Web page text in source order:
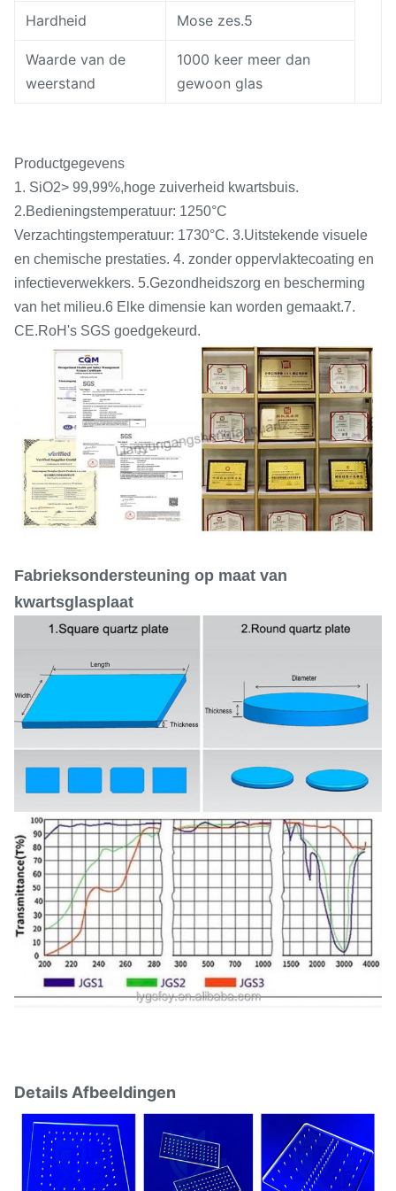
Hardheid Mose zes.5
Waarde van de
weerstand
1000 keer meer dan
gewoon glas
Productgegevens
1. SiO2> 99,99%,hoge zuiverheid kwartsbuis.
2.Bedieningstemperatuur: 1250°C
Verzachtingstemperatuur: 1730°C. 3.Uitstekende visuele
en chemische prestaties. 4. zonder oppervlaktecoating en
infectieverwekkers. 5.Gezondheidszorg en bescherming
van het milieu.6 Elke dimensie kan worden gemaakt.7.
CE.RoH's SGS goedgekeurd.
Fabrieksondersteuning op maat van
kwartsglasplaat
Details Afbeeldingen